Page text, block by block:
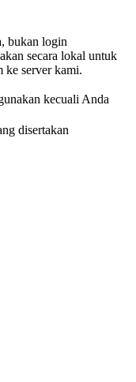
bukan login
secara lokal untuk
server kami.
kecuali Anda
disertakan